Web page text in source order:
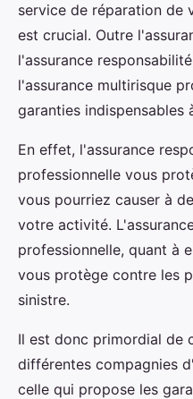
service de réparation de
est crucial. Outre
l'assurance
l'assurance multirisque
garanties indispensables
En effet, l'assurance
professionnelle vous
vous pourriez causer à
votre activité.
professionnelle, quant à
vous protège contre les
sinistre.
Il est donc primordial de
différentes compagnies
celle qui propose les